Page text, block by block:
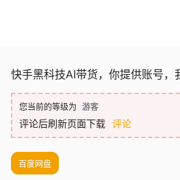
快手黑科技AI带货，你提供账号
您当前的等级为 游客
评论后刷新页面下载 评论
百度网盘